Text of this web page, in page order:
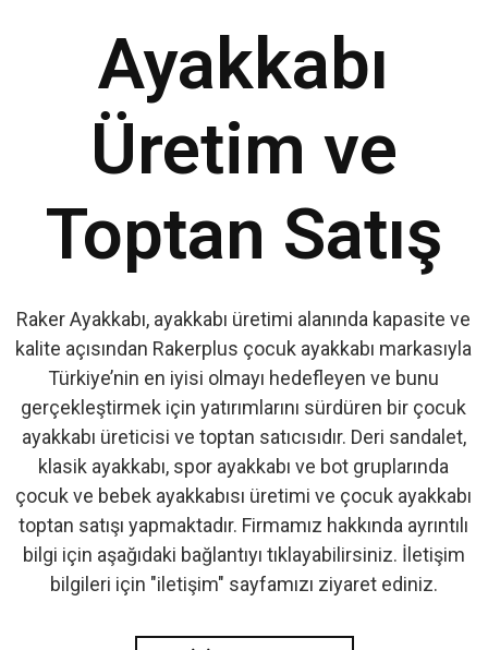
Ayakkabı
Üretim ve
Toptan Satış
Raker Ayakkabı, ayakkabı üretimi alanında kapasite ve
kalite açısından Rakerplus çocuk ayakkabı markasıyla
Türkiye’nin en iyisi olmayı hedefleyen ve bunu
gerçekleştirmek için yatırımlarını sürdüren bir çocuk
ayakkabı üreticisi ve toptan satıcısıdır. Deri sandalet,
klasik ayakkabı, spor ayakkabı ve bot gruplarında
çocuk ve bebek ayakkabısı üretimi ve çocuk ayakkabı
toptan satışı yapmaktadır. Firmamız hakkında ayrıntılı
bilgi için aşağıdaki bağlantıyı tıklayabilirsiniz. İletişim
bilgileri için "iletişim" sayfamızı ziyaret ediniz.